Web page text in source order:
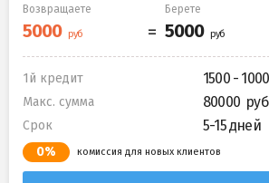
Возвращаете Берете
1й кредит 1500 -
Макс. сумма 80000
Срок 5-15 дней
0% комиссия для новых клиентов